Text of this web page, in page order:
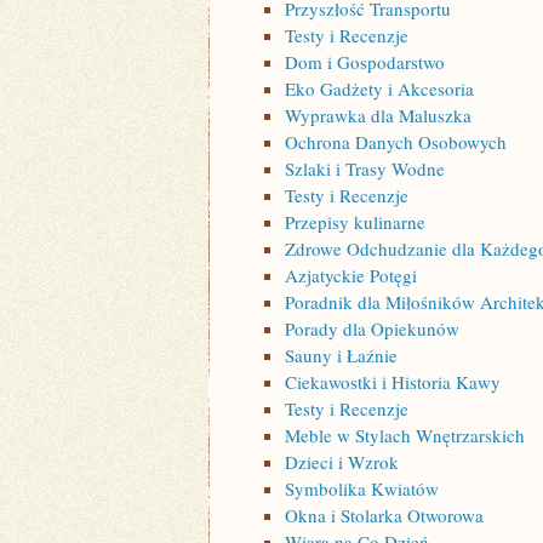
Przyszłość Transportu
Testy i Recenzje
Dom i Gospodarstwo
Eko Gadżety i Akcesoria
Wyprawka dla Maluszka
Ochrona Danych Osobowych
Szlaki i Trasy Wodne
Testy i Recenzje
Przepisy kulinarne
Zdrowe Odchudzanie dla
Azjatyckie Potęgi
Poradnik dla Miłośników
Porady dla Opiekunów
Sauny i Łaźnie
Ciekawostki i Historia Kawy
Testy i Recenzje
Meble w Stylach Wnętrzarskich
Dzieci i Wzrok
Symbolika Kwiatów
Okna i Stolarka Otworowa